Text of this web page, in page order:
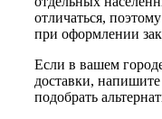
отличаться,
при оформлении
Если в вашем
доставки, напишите
подобрать